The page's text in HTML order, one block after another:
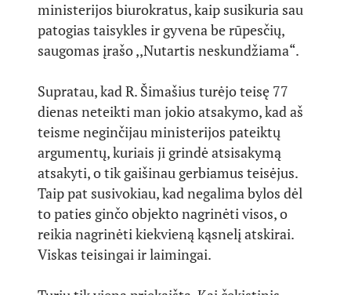
ministerijos biurokratus, kaip susikuria sau
patogias taisykles ir gyvena be rūpesčių,
saugomas įrašo ,,Nutartis neskundžiama“.
Supratau, kad R. Šimašius turėjo teisę 77
dienas neteikti man jokio atsakymo, kad aš
teisme neginčijau ministerijos pateiktų
argumentų, kuriais ji grindė atsisakymą
atsakyti, o tik gaišinau gerbiamus teisėjus.
Taip pat susivokiau, kad negalima bylos dėl
to paties ginčo objekto nagrinėti visos, o
reikia nagrinėti kiekvieną kąsnelį atskirai.
Viskas teisingai ir laimingai.